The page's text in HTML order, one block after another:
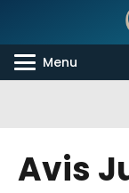
Menu
Avis